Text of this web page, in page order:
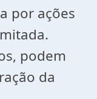
por ações
podem
da